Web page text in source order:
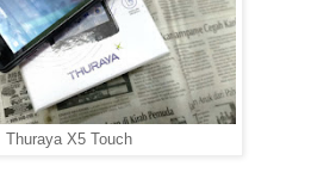
Thuraya X5 Touch